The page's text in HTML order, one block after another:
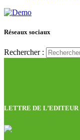
Réseaux sociaux
Rechercher :
LETTRE DE L’EDITEUR